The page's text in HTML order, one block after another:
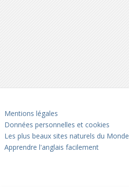
Mentions légales
Données personnelles et cookies
Les plus beaux sites naturels du Monde
Apprendre l'anglais facilement